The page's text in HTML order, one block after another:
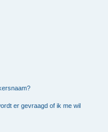
er gevraagd of ik me wil